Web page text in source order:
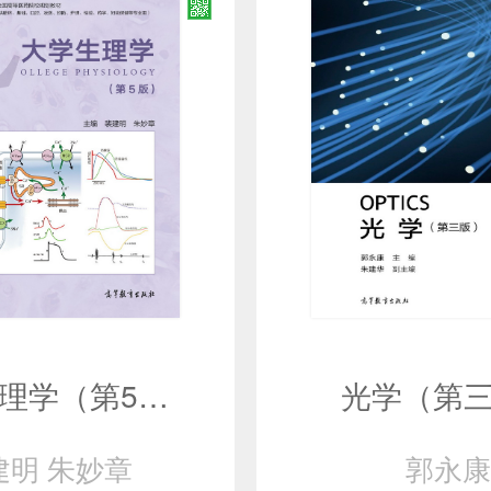
大学生理学（第5版）
明 朱妙章
光学（第
郭永康